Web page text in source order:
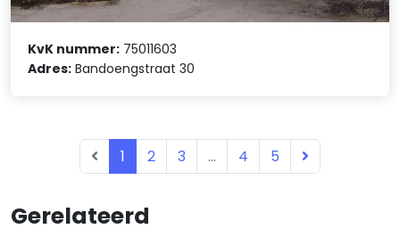
Gerelateerd
KvK nummer: 75011603
Adres: Bandoengstraat 30
1 2 3 ... 4 5